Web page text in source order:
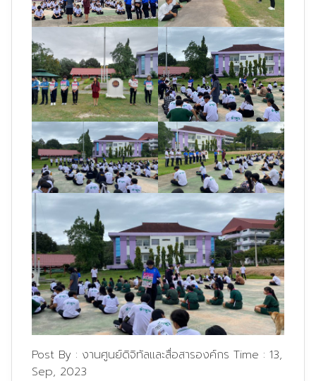
Post By : งานศูนย์ดิจิทัลและสื่อสารองค์กร Time : 13,
Sep, 2023